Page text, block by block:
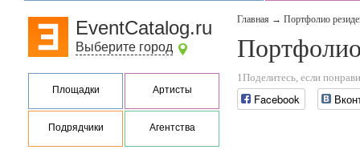
EventCatalog.ru
Выберите город
Площадки Артисты
Подрядчики Агентства
Главная → Портфолио
1Поделитесь, если
Facebook